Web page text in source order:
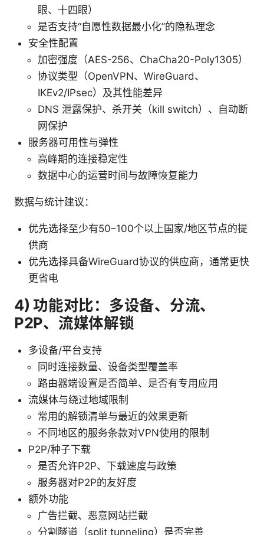
眼、十四眼）
是否支持“自愿性数据最小化”的隐私理念
安全性配置
加密强度（AES-256、ChaCha20-Poly1305）
协议类型（OpenVPN、WireGuard、
IKEv2/IPsec）及其性能差异
DNS 泄露保护、杀开关（kill switch）、自动断
网保护
服务器可用性与弹性
高峰期的连接稳定性
数据中心的运营时间与故障恢复能力
数据与统计建议：
优先选择至少有50–100个以上国家/地区节点的提
供商
优先选择具备WireGuard协议的供应商，通常更快
更省电
4) 功能对比：多设备、分流、
P2P、流媒体解锁
多设备/平台支持
同时连接数量、设备类型覆盖率
路由器端设置是否简单、是否有专用应用
流媒体与绕过地域限制
常用的解锁清单与最近的效果更新
不同地区的服务条款对VPN使用的限制
P2P/种子下载
是否允许P2P、下载速度与政策
服务器对P2P的友好度
额外功能
广告拦截、恶意网站拦截
分割隧道（split tunneling）是否完善